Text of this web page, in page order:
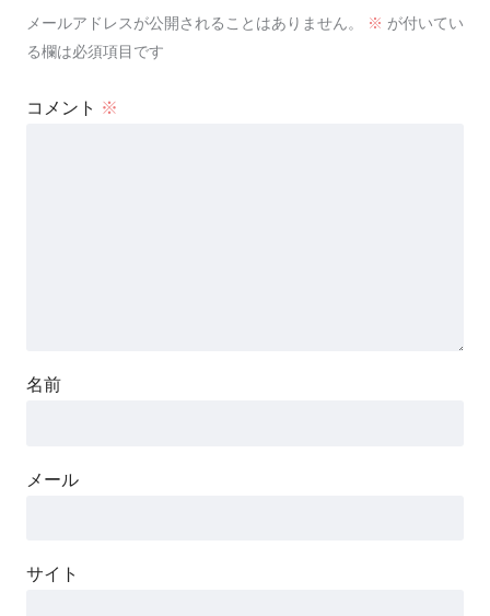
メールアドレスが公開されることはありません。 ※ が付いてい
る欄は必須項目です
コメント ※
名前
メール
サイト